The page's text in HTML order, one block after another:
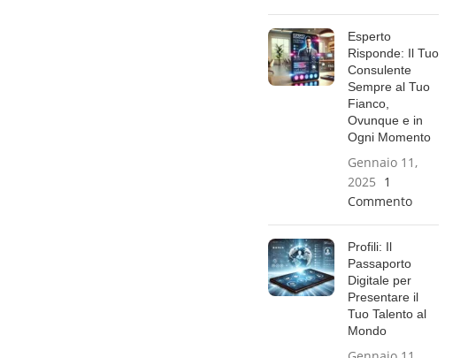
Esperto
Risponde: Il Tuo
Consulente
Sempre al Tuo
Fianco,
Ovunque e in
Ogni Momento
Gennaio 11,
2025 1
Commento
Profili: Il
Passaporto
Digitale per
Presentare il
Tuo Talento al
Mondo